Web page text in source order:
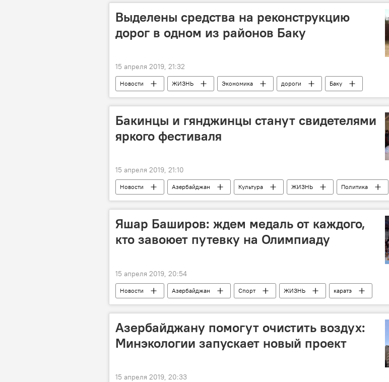
Выделены средства на реконструкцию
дорог в одном из районов Баку
15 апреля 2019, 21:32
Новости ЖИЗНЬ Экономика дороги
Баку
Сураханский район
Ильхам Алиев Финансирование
Бакинцы и гянджинцы станут свидетелями
яркого фестиваля
15 апреля 2019, 21:10
Новости Азербайджан Культура ЖИЗНЬ
Политика
фестиваль
Европейский союз Гянджа Баку
Яшар Баширов: ждем медаль от каждого,
кто завоюет путевку на Олимпиаду
15 апреля 2019, 20:54
Новости Азербайджан Спорт ЖИЗНЬ каратэ
Азербайджану помогут очистить воздух:
Минэкологии запускает новый проект
15 апреля 2019, 20:33